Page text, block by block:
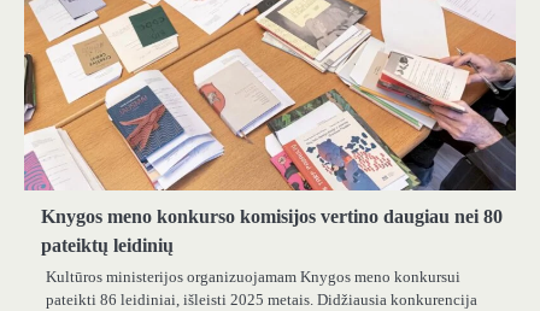
Knygos meno konkurso komisijos vertino daugiau nei 80
pateiktų leidinių
Kultūros ministerijos organizuojamam Knygos meno konkursui
pateikti 86 leidiniai, išleisti 2025 metais. Didžiausia konkurencija